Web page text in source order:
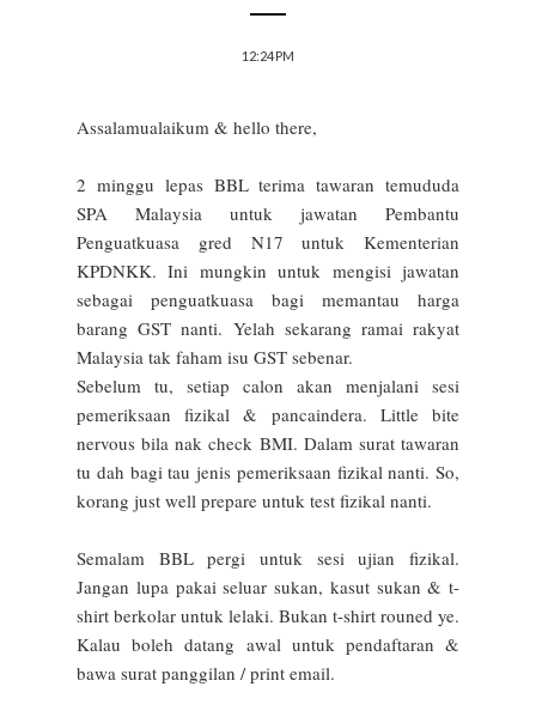
12:24 PM
Assalamualaikum & hello there,
2 minggu lepas BBL terima tawaran temududa
SPA Malaysia untuk jawatan Pembantu
Penguatkuasa gred N17 untuk Kementerian
KPDNKK. Ini mungkin untuk mengisi jawatan
sebagai penguatkuasa bagi memantau harga
barang GST nanti. Yelah sekarang ramai rakyat
Malaysia tak faham isu GST sebenar.
Sebelum tu, setiap calon akan menjalani sesi
pemeriksaan fizikal & pancaindera. Little bite
nervous bila nak check BMI. Dalam surat tawaran
tu dah bagi tau jenis pemeriksaan fizikal nanti. So,
korang just well prepare untuk test fizikal nanti.
Semalam BBL pergi untuk sesi ujian fizikal.
Jangan lupa pakai seluar sukan, kasut sukan & t-
shirt berkolar untuk lelaki. Bukan t-shirt rouned ye.
Kalau boleh datang awal untuk pendaftaran &
bawa surat panggilan / print email.